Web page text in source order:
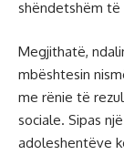
shëndetshëm
Megjithatë,
mbështesin
me rënie të
sociale. Sipas
adoleshentëve